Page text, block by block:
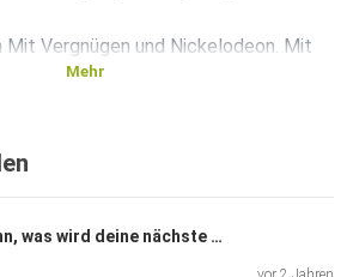
Mit Vergnügen und Nickelodeon. Mit
Gissi Winkler Redaktion: Lina Britt
Mehr
Alli Neumann, was wird deine nächste Haarfarbe?